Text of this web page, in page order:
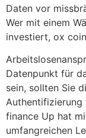
Daten vor
Wer mit einem
investiert, ox
Datenpunkt für
sein, sollten Sie
Authentifizierung
finance Up hat
umfangreichen